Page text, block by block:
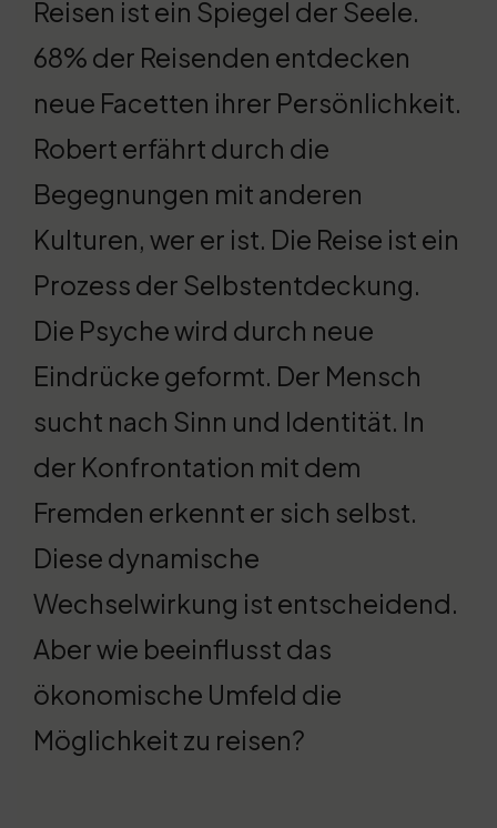
Reisen ist ein Spiegel der Seele.
68% der Reisenden entdecken
neue Facetten ihrer Persönlichkeit.
Robert erfährt durch die
Begegnungen mit anderen
Kulturen, wer er ist. Die Reise ist ein
Prozess der Selbstentdeckung.
Die Psyche wird durch neue
Eindrücke geformt. Der Mensch
sucht nach Sinn und Identität. In
der Konfrontation mit dem
Fremden erkennt er sich selbst.
Diese dynamische
Wechselwirkung ist entscheidend.
Aber wie beeinflusst das
ökonomische Umfeld die
Möglichkeit zu reisen?